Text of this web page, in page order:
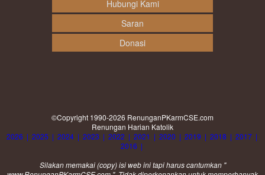
Hubungi Kami
Saran
Donasi
©Copyright 1990-2026 RenunganPKarmCSE.com
Renungan Harian Katolik
2026 | 2025 | 2024 | 2023 | 2022 | 2021 | 2020 | 2019 | 2018 | 2017 |
2016 |
Silakan memakai (copy) isi web ini tapi harus cantumkan "